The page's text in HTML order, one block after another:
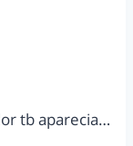
tb aparecia…